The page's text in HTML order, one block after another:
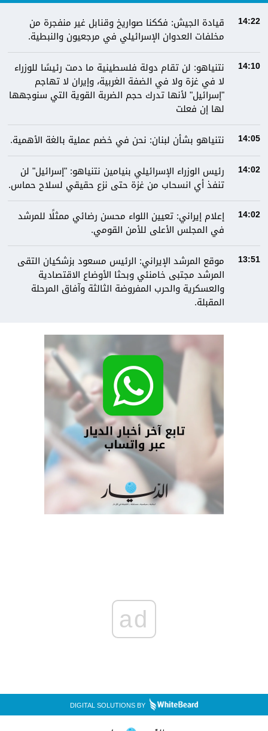
14:22
قيادة الجيش: فككنا صواريخ وقنابل غير منفجرة من
مخلفات العدوان الإسرائيلي في مرجعيون والنبطية.
14:10
نتنياهو: لن تقام دولة فلسطينية ما دمت رئيسًا للوزراء
لا في غزة ولا في الضفة الغربية، وإيران لا تهاجم
"إسرائيل" لأنها تدرك حجم الضربة القوية التي سنوجهها
لها إن فعلت
14:05 نتنياهو بشأن لبنان: نحن في خضم عملية بالغة الأهمية.
14:02
رئيس الوزراء الإسرائيلي بنيامين نتنياهو: "إسرائيل" لن
تنفذ أي انسحاب من غزة حتى نزع حقيقي لسلاح حماس.
14:02
إعلام إيراني: تعيين اللواء محسن رضائي ممثلًا للمرشد
في المجلس الأعلى للأمن القومي.
13:51
موقع المرشد الإيراني: الرئيس مسعود بزشكيان التقى
المرشد مجتبى خامنئي وبحثا الأوضاع الاقتصادية
والعسكرية والحرب المفروضة الثالثة وآفاق المرحلة
المقبلة.
ad
DIGITAL SOLUTIONS BY